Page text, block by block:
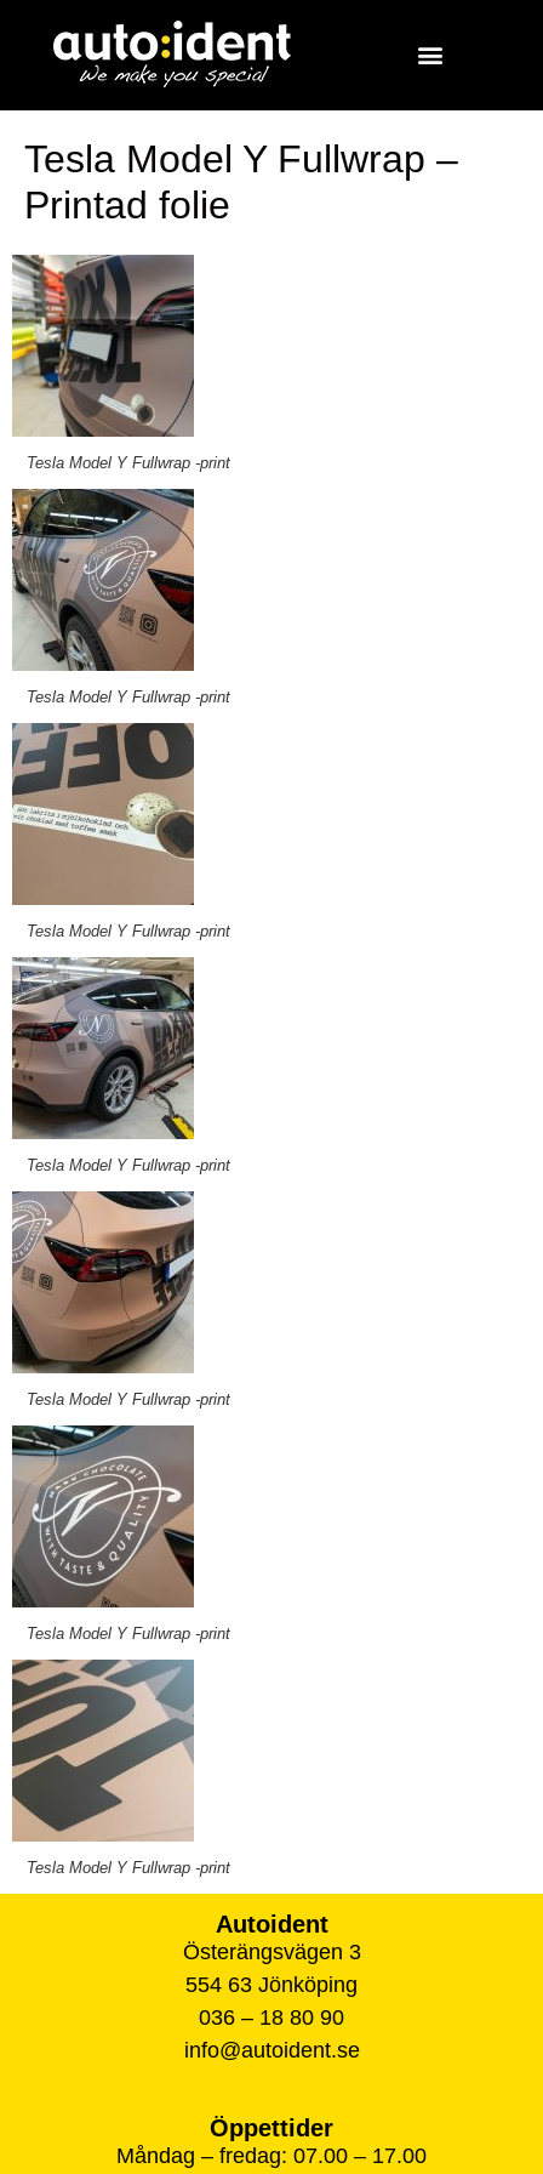
Tesla Model Y Fullwrap –
Printad folie
Tesla Model Y Fullwrap -print
Tesla Model Y Fullwrap -print
Tesla Model Y Fullwrap -print
Tesla Model Y Fullwrap -print
Tesla Model Y Fullwrap -print
Tesla Model Y Fullwrap -print
Tesla Model Y Fullwrap -print
Autoident
Österängsvägen 3
554 63 Jönköping
036 – 18 80 90
info@autoident.se
Öppettider
Måndag – fredag: 07.00 – 17.00